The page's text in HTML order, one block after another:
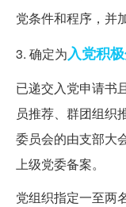
党条件和程序，并
3. 确定为入党积
已递交入党申请书
员推荐、群团组织
委员会的由支部大
上级党委备案。
党组织指定一至两